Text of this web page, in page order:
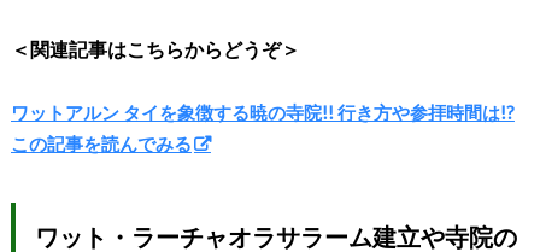
＜関連記事はこちらからどうぞ＞
ワットアルン タイを象徴する暁の寺院!! 行き方や参拝時間は!?
この記事を読んでみる
ワット・ラーチャオラサラーム建立や寺院の